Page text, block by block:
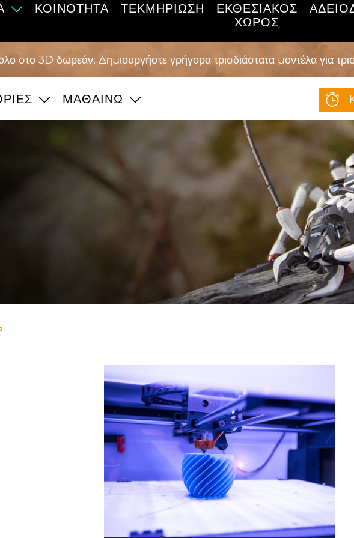
ΚΟΙΝΌΤΗΤΑ ΤΕΚΜΗΡΊΩΣΗ
ΕΚΘΕΣΙΑΚΌΣ
ΧΏΡΟΣ
στο 3D δωρεάν: Δημιουργήστε γρήγορα τρισδιάστατα μοντέλα για
ΜΑΘΑΊΝΩ